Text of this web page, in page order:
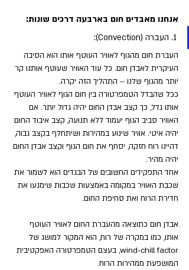
אנחנו מאבדים חום בארבעה דרכים שונות:
1. העברה (Convection):
העברת חום מהגוף לאוויר העוטף אותו הוא הסיבה
העיקרית לאבדן חום. כל עוד האוויר שעוטף אותנו קר
יותר מהגוף שלנו – התהליך הזה יקרה.
ככל שהבדל הטמפרטורה בין חום הגוף לאוויר העוטף
אותו גדל, כך קצב אבדן החום יהיה גדול יותר. אם
האוויר סביב הגוף יעמוד ללא תנועה, קצב איבוד החום
יהיה איטי. אוויר שינוע במהירות ושיתחלף בקצב גבוה,
דהיינו רוח חזקה, יסחף את חום הגוף וקצב אבדן החום
יהיה מהיר.
אחד התפקידים החשובים של הבגדים הוא לשמור את
שכבת האוויר במקומה באמצעות שכבות שימנעו את
חדירת הרוח ואת סחיפת החום.
אבדן חום כתוצאה מהעברת החום לאוויר העוטף
אותו, כמו במקרה של רוח, הוא המקור למושג של
wind-chill factor, בעצם הטמפרטורה האפקטיבית
המושפעת ממהירות הרוח.